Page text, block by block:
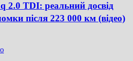
2.0 TDI: реальний досвід
після 223 000 км (відео)